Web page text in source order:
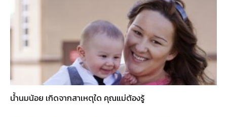
น้ำนมน้อย เกิดจากสาเหตุใด คุณแม่ต้องรู้